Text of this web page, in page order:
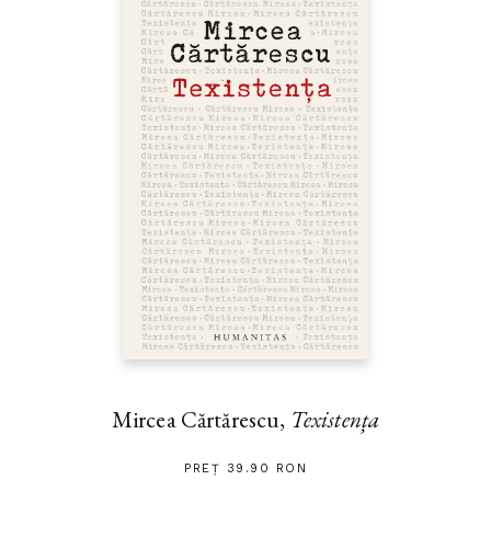
Mircea Cărtărescu, Texistența
PREȚ 39.90 RON